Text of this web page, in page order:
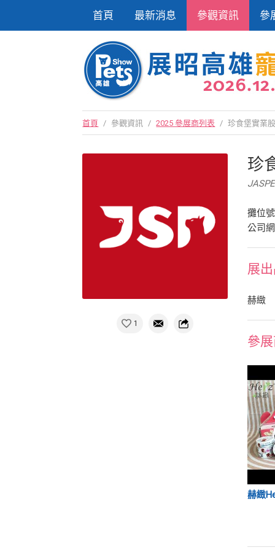
首頁 最新消息 參觀資訊 參
首頁 / 參觀資訊 / 2025 參展商列表 / 珍食堡實業
1
珍
攤位
公司
展
赫緻
參
赫緻